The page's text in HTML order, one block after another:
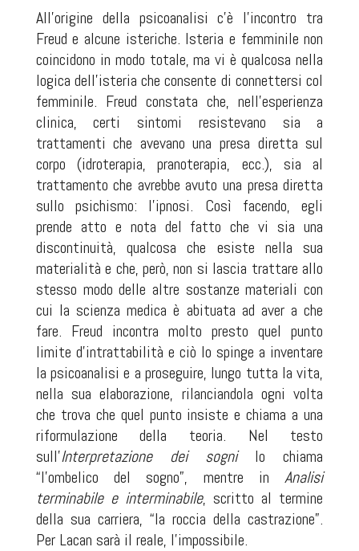
All’origine della psicoanalisi c’è l’incontro tra
Freud e alcune isteriche. Isteria e femminile non
coincidono in modo totale, ma vi è qualcosa nella
logica dell’isteria che consente di connettersi col
femminile. Freud constata che, nell’esperienza
clinica, certi sintomi resistevano sia a
trattamenti che avevano una presa diretta sul
corpo (idroterapia, pranoterapia, ecc.), sia al
trattamento che avrebbe avuto una presa diretta
sullo psichismo: l’ipnosi. Così facendo, egli
prende atto e nota del fatto che vi sia una
discontinuità, qualcosa che esiste nella sua
materialità e che, però, non si lascia trattare allo
stesso modo delle altre sostanze materiali con
cui la scienza medica è abituata ad aver a che
fare. Freud incontra molto presto quel punto
limite d’intrattabilità e ciò lo spinge a inventare
la psicoanalisi e a proseguire, lungo tutta la vita,
nella sua elaborazione, rilanciandola ogni volta
che trova che quel punto insiste e chiama a una
riformulazione della teoria. Nel testo
sull’Interpretazione dei sognilo chiama
“l’ombelico del sogno”, mentre inAnalisi
terminabile e interminabile, scritto al termine
della sua carriera, “la roccia della castrazione”.
Per Lacan sarà il reale, l’impossibile.